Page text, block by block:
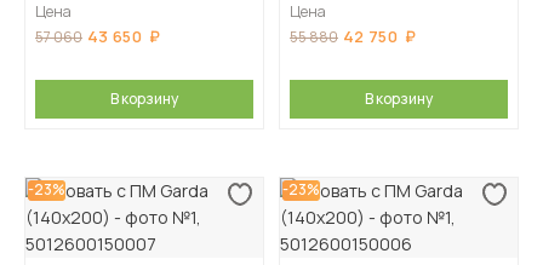
Цена
57 060 43 650
В корзину
Цена
55 880 42 750
В корзину
-23% -23%